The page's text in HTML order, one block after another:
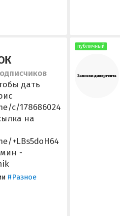
дать
c/178686024
на
+LBs5doH64
-
#Разное
публичный